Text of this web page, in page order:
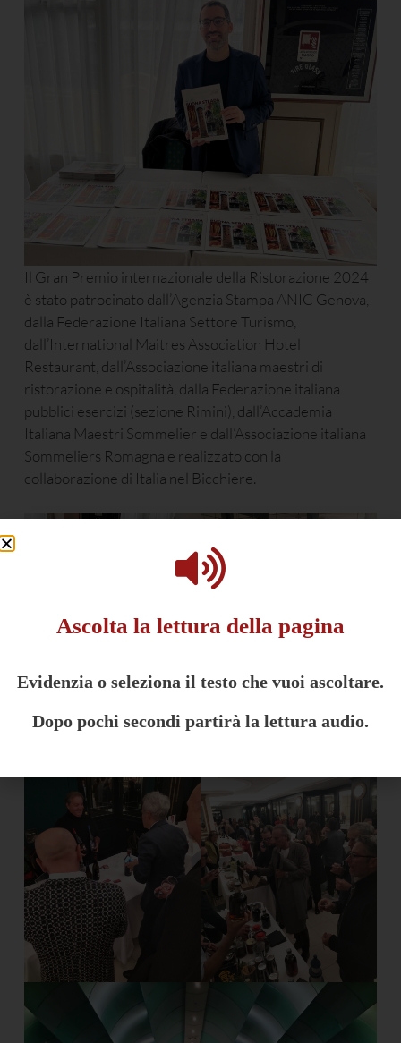
Il Gran Premio internazionale della Ristorazione 2024
è stato patrocinato dall’Agenzia Stampa ANIC Genova,
dalla Federazione Italiana Settore Turismo,
dall’International Maitres Association Hotel
Restaurant, dall’Associazione italiana maestri di
ristorazione e ospitalità, dalla Federazione italiana
pubblici esercizi (sezione Rimini), dall’Accademia
Italiana Maestri Sommelier e dall’Associazione italiana
Sommeliers Romagna e realizzato con la
collaborazione di Italia nel Bicchiere.
Ascolta la lettura della pagina
Evidenzia o seleziona il testo che vuoi ascoltare.
Dopo pochi secondi partirà la lettura audio.